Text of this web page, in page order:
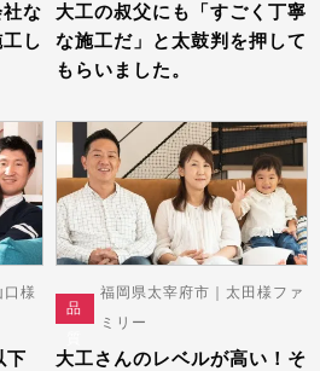
な
し
大工の叔父にも「すごく丁寧
な施工だ」と太鼓判を押して
もらいました。
様
下
品
福岡県太宰府市｜太田様ファ
ミリー
大工さんのレベルが高い！そ